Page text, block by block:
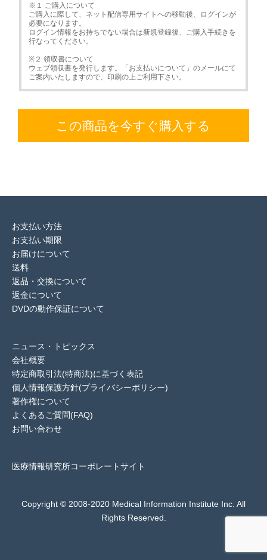
※１ ご購入について
ご購入に際して、ネット配信専用サイトへの移動後、ログインが
必要になります。
ログイン情報をお持ちでない場合は新規登録後、ご購入手続きを
行なってください。
※２ 領収書について
ウェブ領収書を発行します。「お支払いについて」のメールにて
ご案内いたしますので、印刷の上ご利用下さい。
この商品を今すぐ購入する
お支払い方法
お支払い期限
お届けについて
送料
返品・交換について
返金について
DVDの動作保証について
ニュース・トピックス
会社概要
特定商取引法(特商法)に基づく表記
個人情報保護方針(プライバシーポリシー)
著作権について
よくあるご質問(FAQ)
お問い合わせ
医療情報研究所コーポレートサイト
Copyright © 2008-2020 Medical Information Institute Inc. All
Rights Reserved.